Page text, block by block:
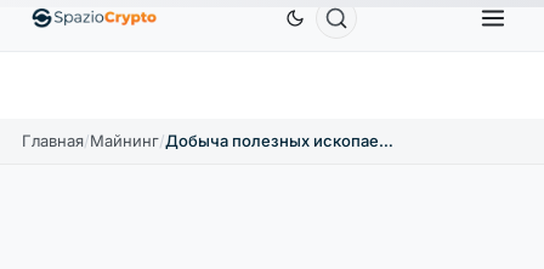
EthereumETH1 880,58 $ TetherUSDT0,9991 $ BNBBNB
Главная/Майнинг/ Добыча полезных ископаемых в Бутане: $780 млн